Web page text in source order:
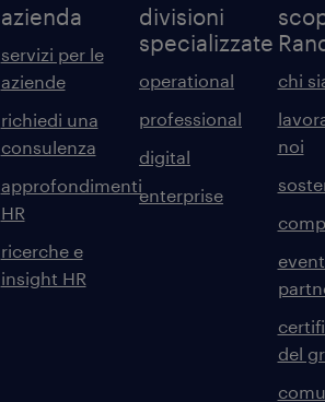
azienda
servizi per le
aziende
richiedi una
consulenza
approfondimenti
HR
ricerche e
insight HR
divisioni
specializzate
operational
professional
digital
enterprise
chi
noi
del